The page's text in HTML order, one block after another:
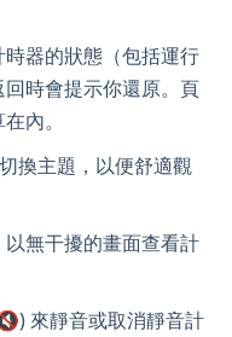
器的狀態（包括運行
時會提示你還原。頁
內。
換主題，以便舒適觀
無干擾的畫面查看計
來靜音或取消靜音計